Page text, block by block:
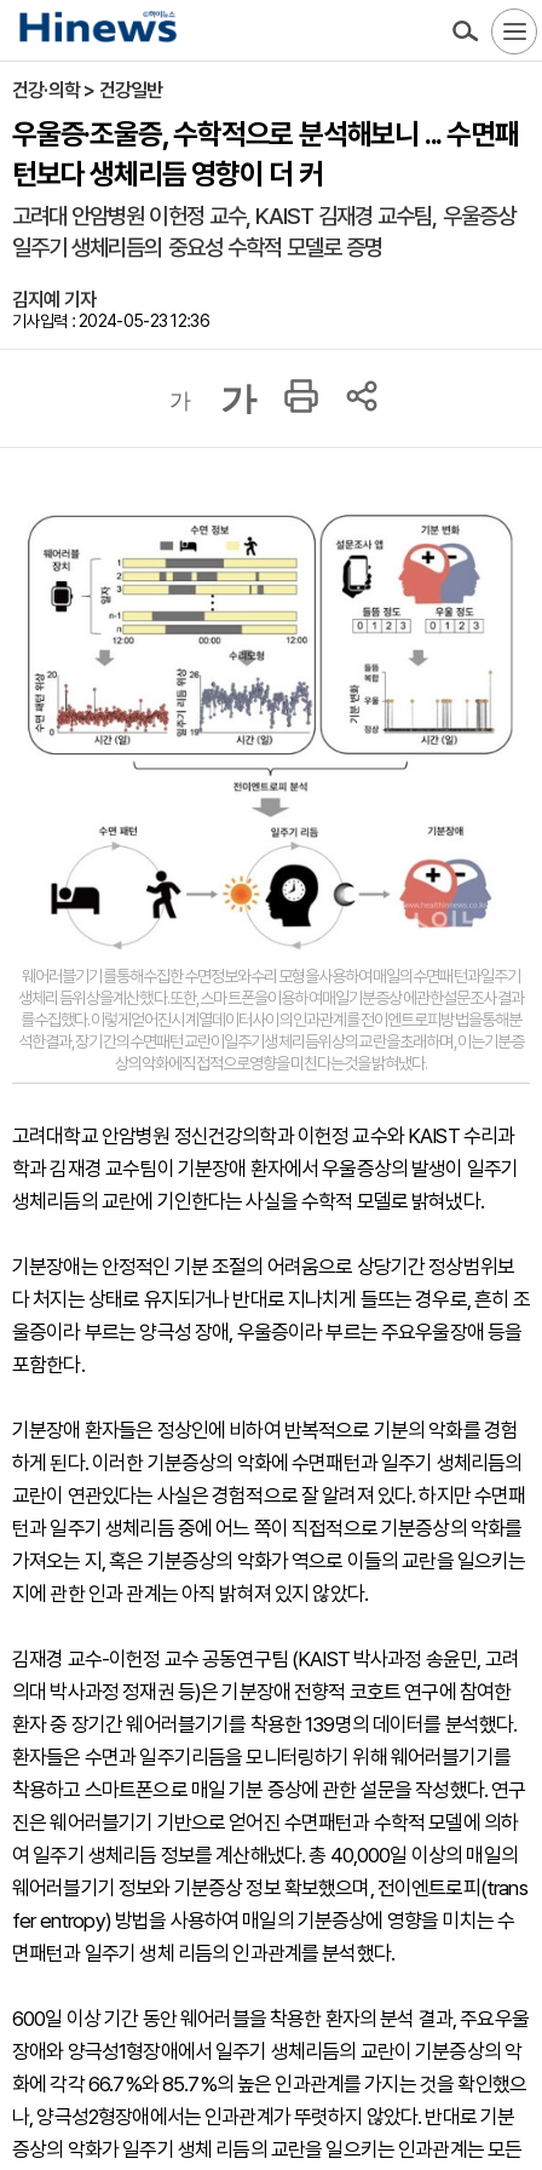
건강·의학 > 건강일반
우울증·조울증, 수학적으로 분석해보니 ... 수면패
턴보다 생체리듬 영향이 더 커
고려대 안암병원 이헌정 교수, KAIST 김재경 교수팀, 우울증상
일주기 생체리듬의 중요성 수학적 모델로 증명
김지예 기자
기사입력 : 2024-05-23 12:36
가 가
웨어러블기기를통해수집한수면정보와수리모형을사용하여매일의수면패턴과일주기
생체리듬위상을계산했다.또한,스마트폰을이용하여매일기분증상에관한설문조사결과
를수집했다.이렇게얻어진시계열데이터사이의인과관계를전이엔트로피방법을통해분
석한결과,장기간의수면패턴교란이일주기생체리듬위상의교란을초래하며,이는기분증
상의악화에직접적으로영향을미친다는것을밝혀냈다.
고려대학교 안암병원 정신건강의학과 이헌정 교수와 KAIST 수리과
학과 김재경 교수팀이 기분장애 환자에서 우울증상의 발생이 일주기
생체리듬의 교란에 기인한다는 사실을 수학적 모델로 밝혀냈다.
기분장애는 안정적인 기분 조절의 어려움으로 상당기간 정상범위보
다 처지는 상태로 유지되거나 반대로 지나치게 들뜨는 경우로, 흔히 조
울증이라 부르는 양극성 장애, 우울증이라 부르는 주요우울장애 등을
포함한다.
기분장애 환자들은 정상인에 비하여 반복적으로 기분의 악화를 경험
하게 된다. 이러한 기분증상의 악화에 수면패턴과 일주기 생체리듬의
교란이 연관있다는 사실은 경험적으로 잘 알려져 있다. 하지만 수면패
턴과 일주기 생체리듬 중에 어느 쪽이 직접적으로 기분증상의 악화를
가져오는 지, 혹은 기분증상의 악화가 역으로 이들의 교란을 일으키는
지에 관한 인과 관계는 아직 밝혀져 있지 않았다.
김재경 교수-이헌정 교수 공동연구팀 (KAIST 박사과정 송윤민, 고려
의대 박사과정 정재권 등)은 기분장애 전향적 코호트 연구에 참여한
환자 중 장기간 웨어러블기기를 착용한 139명의 데이터를 분석했다.
환자들은 수면과 일주기리듬을 모니터링하기 위해 웨어러블기기를
착용하고 스마트폰으로 매일 기분 증상에 관한 설문을 작성했다. 연구
진은 웨어러블기기 기반으로 얻어진 수면패턴과 수학적 모델에 의하
여 일주기 생체리듬 정보를 계산해냈다. 총 40,000일 이상의 매일의
웨어러블기기 정보와 기분증상 정보 확보했으며, 전이엔트로피(trans
fer entropy) 방법을 사용하여 매일의 기분증상에 영향을 미치는 수
면패턴과 일주기 생체 리듬의 인과관계를 분석했다.
600일 이상 기간 동안 웨어러블을 착용한 환자의 분석 결과, 주요우울
장애와 양극성1형장애에서 일주기 생체리듬의 교란이 기분증상의 악
화에 각각 66.7%와 85.7%의 높은 인과관계를 가지는 것을 확인했으
나, 양극성2형장애에서는 인과관계가 뚜렷하지 않았다. 반대로 기분
증상의 악화가 일주기 생체 리듬의 교란을 일으키는 인과관계는 모든